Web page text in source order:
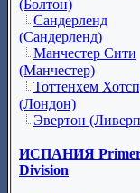
(Болтон)
Сандерленд
(Сандерленд)
Манчестер Сити
(Манчестер)
Тоттенхем
(Лондон)
Эвертон
ИСПАНИЯ
Division